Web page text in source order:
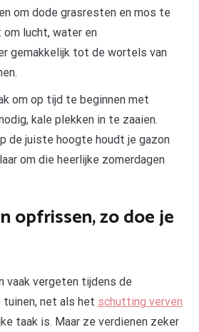
om dode grasresten en mos te
lucht, water en
gemakkelijk tot de wortels van
om op tijd te beginnen met
kale plekken in te zaaien.
de juiste hoogte houdt je gazon
om die heerlijke zomerdagen
opfrissen, zo doe je
vaak vergeten tijdens de
net als het schutting verven
taak is. Maar ze verdienen zeker